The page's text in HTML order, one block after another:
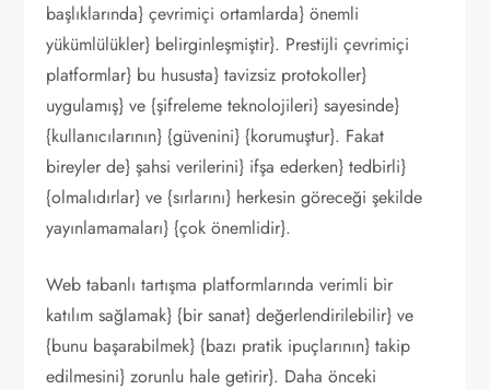
başlıklarında} çevrimiçi ortamlarda} önemli
yükümlülükler} belirginleşmiştir}. Prestijli çevrimiçi
platformlar} bu hususta} tavizsiz protokoller}
uygulamış} ve {şifreleme teknolojileri} sayesinde}
{kullanıcılarının} {güvenini} {korumuştur}. Fakat
bireyler de} şahsi verilerini} ifşa ederken} tedbirli}
{olmalıdırlar} ve {sırlarını} herkesin göreceği şekilde
yayınlamamaları} {çok önemlidir}.
Web tabanlı tartışma platformlarında verimli bir
katılım sağlamak} {bir sanat} değerlendirilebilir} ve
{bunu başarabilmek} {bazı pratik ipuçlarının} takip
edilmesini} zorunlu hale getirir}. Daha önceki